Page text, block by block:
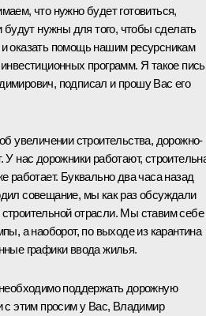
что нужно будет готовиться,
будут нужны для того, чтобы сделать
оказать помощь нашим ресурсникам
программ. Я такое
подписал и прошу Вас его
увеличении строительства, дорожно-
У нас дорожники работают,
работает. Буквально два часа назад
совещание, мы как раз обсуждали
отрасли. Мы ставим себе
а наоборот, по выходе из карантина
графики ввода жилья.
поддержать дорожную
с этим просим у Вас, Владимир